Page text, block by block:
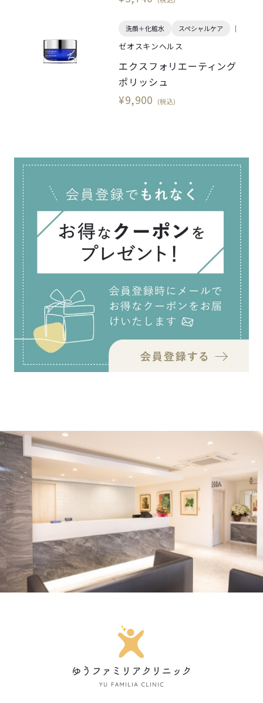
洗顔＋化粧水 スペシャルケア
ゼオスキンヘルス
エクスフォリエーティング
ポリッシュ
¥9,900 (税込)